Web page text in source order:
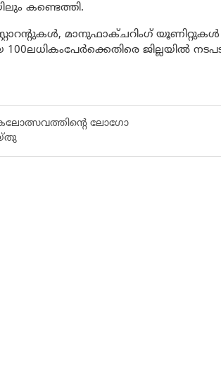
കണ്ടെത്തി.
മാനുഫാക്ചറിംഗ്
ജില്ലയിൽ നടപടി
കലോത്സവത്തിന്റെ ലോഗോ